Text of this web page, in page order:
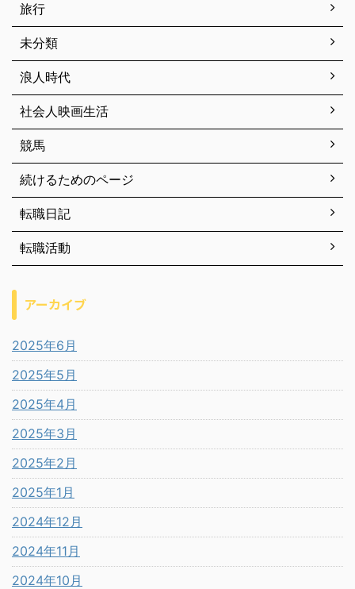
旅行
未分類
浪人時代
社会人映画生活
競馬
続けるためのページ
転職日記
転職活動
アーカイブ
2025年6月
2025年5月
2025年4月
2025年3月
2025年2月
2025年1月
2024年12月
2024年11月
2024年10月